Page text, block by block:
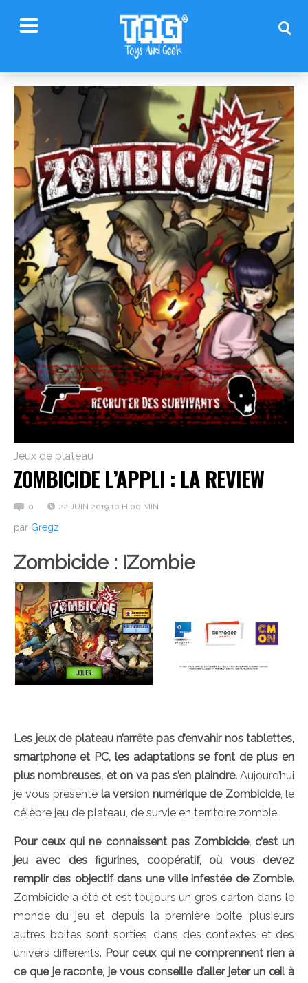
Jeux de plateau
ZOMBICIDE L’APPLI : LA REVIEW
0 22 JUIN 2019 10 H 00 MIN
par Gregz
Zombicide : IZombie
Les jeux de plateau n’arrête pas d’envahir nos tablettes,
smartphone et PC, les adaptations se font de plus en
plus nombreuses, et on va pas s’en plaindre.Aujourd’hui
je vous présente la version numérique de Zombicide, le
célèbre jeu de plateau, de survie en territoire zombie.
Pour ceux qui ne connaissent pas Zombicide, c’est un
jeu avec des figurines, coopératif, où vous devez
remplir des objectif dans une ville infestée de Zombie.
Zombicide a été et est toujours un gros carton dans le
monde du jeu et depuis la première boite, plusieurs
autres boites sont sorties, dans des contextes et des
univers différents. Pour ceux qui ne comprennent rien à
ce que je raconte, je vous conseille d’aller jeter un œil à